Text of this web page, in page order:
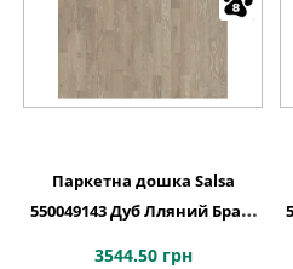
Паркетна дошка Salsa
550049143 Дуб Лляний Браш
3544.50 грн